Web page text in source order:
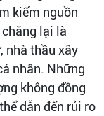
kiếm nguồn
lại là
nhà thầu xây
nhân. Những
không đồng
dẫn đến rủi ro